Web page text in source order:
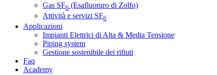
Gas SF6 (Esafluoruro di Zolfo)
Attività e servizi SF6
Applicazioni
Impianti Elettrici di Alta & Media Tensione
Piping system
Gestione sostenibile dei rifiuti
Faq
Academy